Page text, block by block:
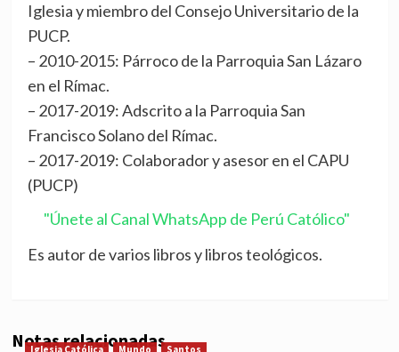
Iglesia y miembro del Consejo Universitario de la
PUCP.
– 2010-2015: Párroco de la Parroquia San Lázaro
en el Rímac.
– 2017-2019: Adscrito a la Parroquia San
Francisco Solano del Rímac.
– 2017-2019: Colaborador y asesor en el CAPU
(PUCP)
"Únete al Canal WhatsApp de Perú Católico"
Es autor de varios libros y libros teológicos.
Notas relacionadas